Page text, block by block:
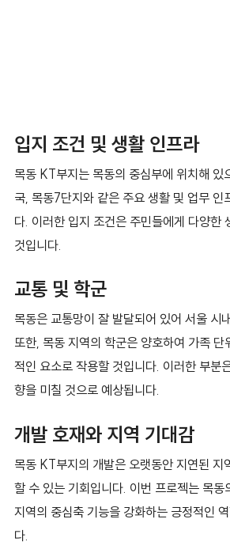
입지 조건 및 생활 인프라
목동 KT부지는 목동의 중심부에 위치해 있
국, 목동7단지와 같은 주요 생활 및 업무 인
다. 이러한 입지 조건은 주민들에게 다양한
것입니다.
교통 및 학군
목동은 교통망이 잘 발달되어 있어 서울 시
또한, 목동 지역의 학군은 양호하여 가족 단
적인 요소로 작용할 것입니다. 이러한 부분
향을 미칠 것으로 예상됩니다.
개발 호재와 지역 기대감
목동 KT부지의 개발은 오랫동안 지연된 지
할 수 있는 기회입니다. 이번 프로젝는 목동
지역의 중심축 기능을 강화하는 긍정적인
다.